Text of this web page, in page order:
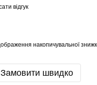
відгук
накопичувальної
Замовити швидко